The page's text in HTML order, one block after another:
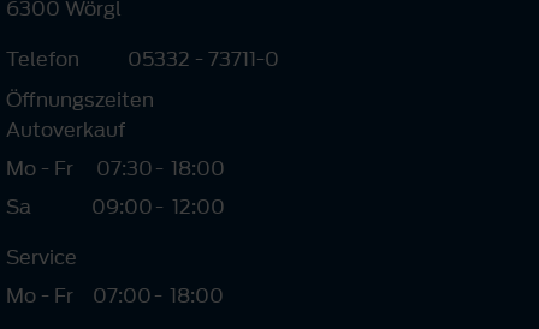
6300 Wörgl
Telefon
05332 - 73711-0
Öffnungszeiten
Autoverkauf
Mo - Fr
07:30- 18:00
Sa
09:00- 12:00
Service
Mo - Fr
07:00- 18:00